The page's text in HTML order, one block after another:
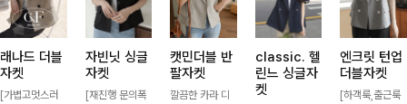
래나드 더블
자켓
[가볍고멋스러
자빈닛 싱글
자켓
[재진행 문의폭
캣민더블 반
팔자켓
깔끔한 카라 디
classic. 헬
린느 싱글자
켓
엔크릿 턴업
더블자켓
[하객룩,출근룩